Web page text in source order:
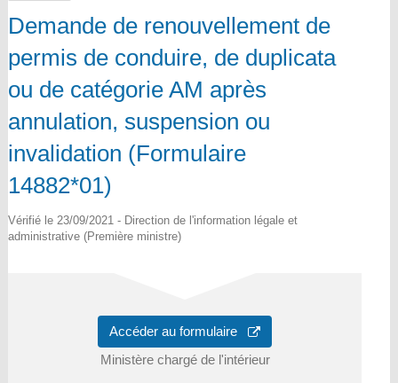
Demande de renouvellement de
permis de conduire, de duplicata
ou de catégorie AM après
annulation, suspension ou
invalidation (Formulaire
14882*01)
Vérifié le 23/09/2021 - Direction de l'information légale et
administrative (Première ministre)
Accéder au formulaire
Ministère chargé de l'intérieur